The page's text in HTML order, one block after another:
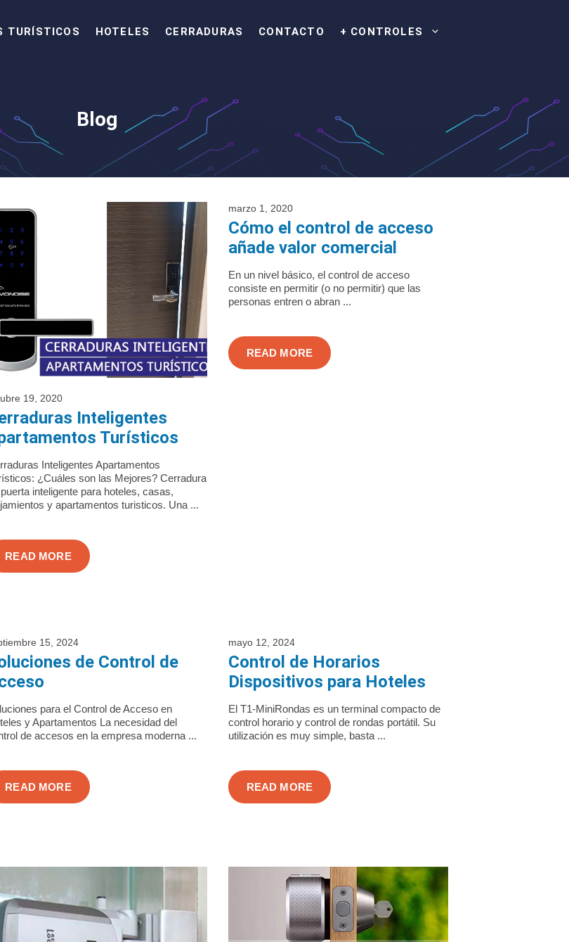
TURÍSTICOS HOTELES CERRADURAS CONTACTO + CONTROLES
Blog
19, 2020
Inteligentes
Turísticos
Inteligentes Apartamentos
¿Cuáles son las Mejores? Cerradura
inteligente para hoteles, casas,
y apartamentos turisticos. Una ...
READ MORE
marzo 1, 2020
Cómo el control de acceso
añade valor comercial
En un nivel básico, el control de acceso
consiste en permitir (o no permitir) que las
personas entren o abran ...
READ MORE
15, 2024
de Control de
para el Control de Acceso en
y Apartamentos La necesidad del
de accesos en la empresa moderna ...
READ MORE
mayo 12, 2024
Control de Horarios
Dispositivos para Hoteles
El T1-MiniRondas es un terminal compacto de
control horario y control de rondas portátil. Su
utilización es muy simple, basta ...
READ MORE